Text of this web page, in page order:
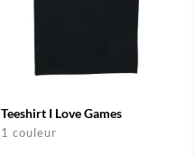
Teeshirt I Love Games
1 couleur